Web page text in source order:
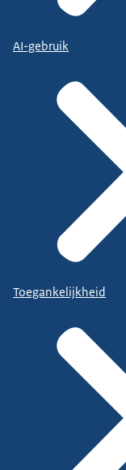
AI-gebruik
Toegankelijkheid